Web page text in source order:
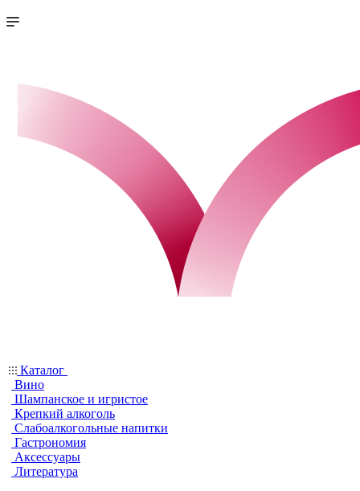
Каталог
Вино
Шампанское и игристое
Крепкий алкоголь
Слабоалкогольные напитки
Гастрономия
Аксессуары
Литература